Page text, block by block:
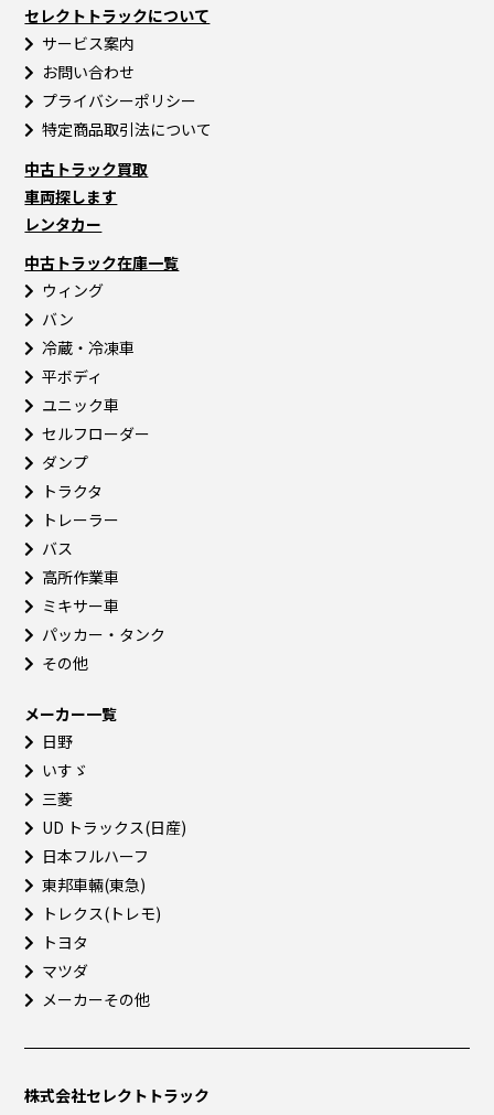
セレクトトラックについて
サービス案内
お問い合わせ
プライバシーポリシー
特定商品取引法について
中古トラック買取
車両探します
レンタカー
中古トラック在庫一覧
ウィング
バン
冷蔵・冷凍車
平ボディ
ユニック車
セルフローダー
ダンプ
トラクタ
トレーラー
バス
高所作業車
ミキサー車
パッカー・タンク
その他
メーカー一覧
日野
いすゞ
三菱
UD トラックス(日産)
日本フルハーフ
東邦車輛(東急)
トレクス(トレモ)
トヨタ
マツダ
メーカーその他
株式会社セレクトトラック